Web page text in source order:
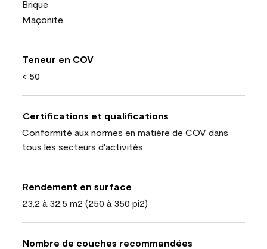
Brique
Maçonite
Teneur en COV
< 50
Certifications et qualifications
Conformité aux normes en matière de COV dans
tous les secteurs d'activités
Rendement en surface
23,2 à 32,5 m2 (250 à 350 pi2)
Nombre de couches recommandées